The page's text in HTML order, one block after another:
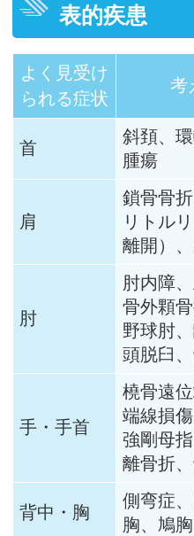
表的疾患
よく見受け
られる症状
考
首
斜頚、
腫瘍
肩
鎖骨骨
リトル
離開）
肘
肘内障
骨外顆
野球肘
頭脱臼
手・手首
橈骨遠
端線損
強剛母
離骨折
背中・胸
側弯症
胸、鳩